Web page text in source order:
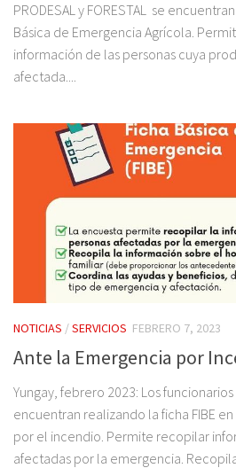
PRODESAL y FORESTAL se
Básica de Emergencia Agrícola.
información de las personas cuya
afectada....
NOTICIAS /SERVICIOS FEBRERO 7, 2023
Ante la Emergencia por
Yungay, febrero 2023: Los
encuentran realizando la ficha FIBE
por el incendio. Permite recopilar
afectadas por la emergencia.